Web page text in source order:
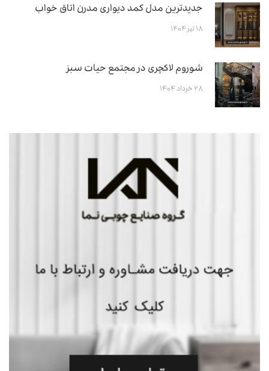
جدیدترین مدل کمد دیواری مدرن اتاق خواب
۱۸ تیر ۱۴۰۴
شوروم لاکچری در مجتمع حیات سبز
۲۸ خرداد ۱۴۰۴